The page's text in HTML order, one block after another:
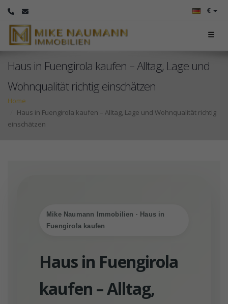
€
Haus in Fuengirola kaufen – Alltag, Lage und
Wohnqualität richtig einschätzen
Home
Haus in Fuengirola kaufen – Alltag, Lage und Wohnqualität richtig
einschätzen
Mike Naumann Immobilien · Haus in
Fuengirola kaufen
Haus in Fuengirola
kaufen – Alltag,